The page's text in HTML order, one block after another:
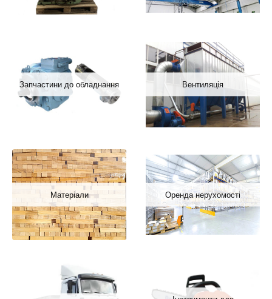
Запчастини до обладнання Вентиляція
Матеріали Оренда нерухомості